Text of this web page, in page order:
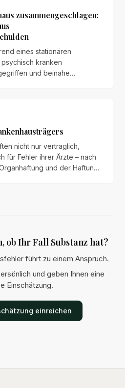
zusammengeschlagen:
eines stationären
kranken
und beinahe
und
nicht nur vertraglich,
für Fehler ihrer Ärzte – nach
und der Haftung
ob Ihr Fall Substanz hat?
führt zu einem Anspruch.
und geben Ihnen eine
Einschätzung.
einreichen